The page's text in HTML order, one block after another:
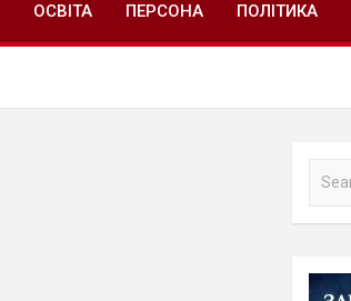
ОСВІТА ПЕРСОНА ПОЛІТИКА
a